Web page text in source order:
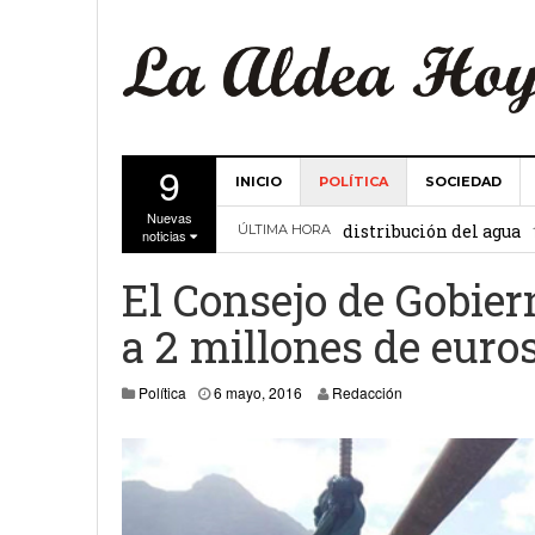
9
Nuevas
noticias
INICIO POLÍTICA SOCIEDAD
ÚLTIMA HORA
La Comunidad de
distribución del agua
Valencia 27 febrero,
Gobierno de Canarias
15 febrero, 2024
La Comunidad de
19 diciembre, 2023
Víctor Hernández
El Consejo de
a 2 millones de
Política 6 mayo, 2016 Redacción